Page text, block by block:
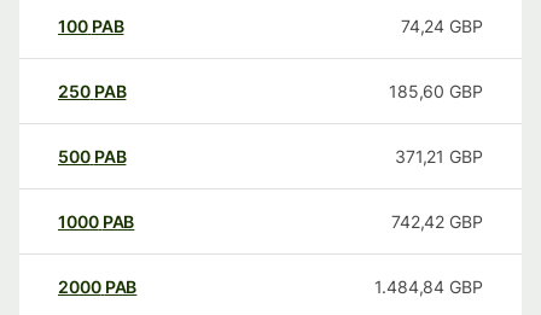
100 PAB 74,24 GBP
250 PAB 185,60 GBP
500 PAB 371,21 GBP
1000 PAB 742,42 GBP
2000 PAB 1.484,84 GBP